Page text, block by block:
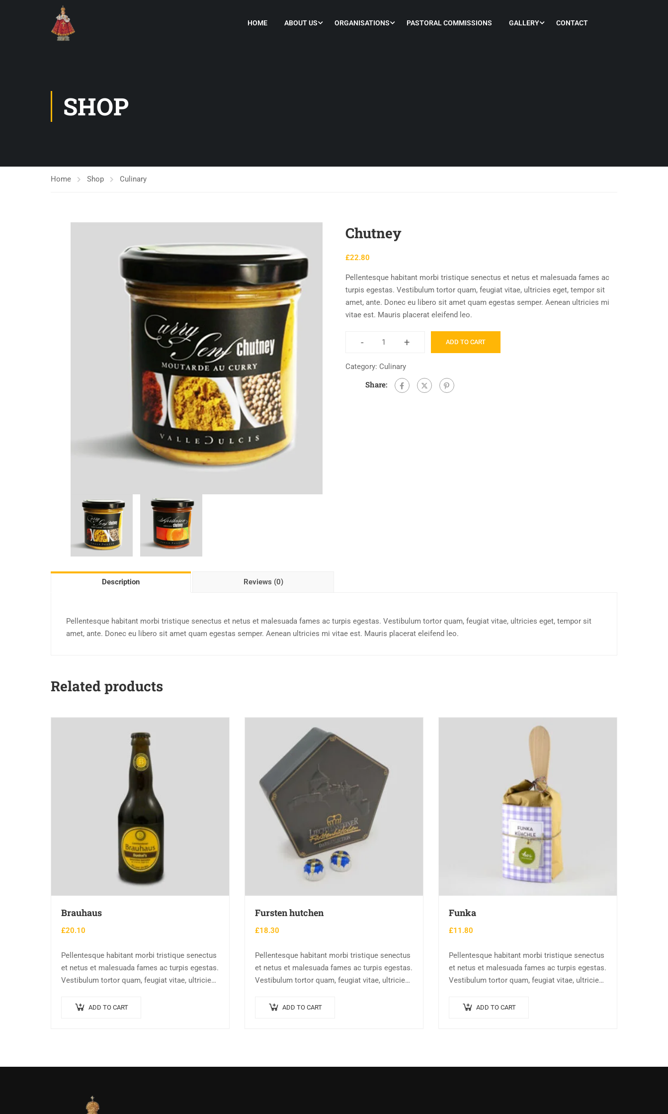
HOME ABOUT US ORGANISATIONS PASTORAL COMMISSIONS GALLERY CONTACT
SHOP
Home Shop Culinary
Chutney
£22.80
Pellentesque habitant morbi tristique senectus et netus et malesuada fames ac
turpis egestas. Vestibulum tortor quam, feugiat vitae, ultricies eget, tempor sit
amet, ante. Donec eu libero sit amet quam egestas semper. Aenean ultricies mi
vitae est. Mauris placerat eleifend leo.
- + ADD TO CART
Category: Culinary
Share:
Description Reviews (0)
Pellentesque habitant morbi tristique senectus et netus et malesuada fames ac turpis egestas. Vestibulum tortor quam, feugiat vitae, ultricies eget, tempor sit
amet, ante. Donec eu libero sit amet quam egestas semper. Aenean ultricies mi vitae est. Mauris placerat eleifend leo.
Related products
Brauhaus
£20.10
Pellentesque habitant morbi tristique senectus
et netus et malesuada fames ac turpis egestas.
Vestibulum tortor quam, feugiat vitae, ultricies
amet…
ADD TO CART
Fursten hutchen
£18.30
Pellentesque habitant morbi tristique senectus
et netus et malesuada fames ac turpis egestas.
Vestibulum tortor quam, feugiat vitae, ultricies
amet…
ADD TO CART
Funka
£11.80
Pellentesque habitant morbi tristique senectus
et netus et malesuada fames ac turpis egestas.
Vestibulum tortor quam, feugiat vitae, ultricies
amet…
ADD TO CART